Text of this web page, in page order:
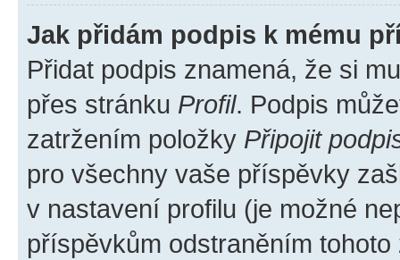
Jak přidám podpis k mému
Přidat podpis znamená, že si
přes stránku Profil. Podpis
zatržením položky Připojit
pro všechny vaše příspěvky
v nastavení profilu (je možné
příspěvkům odstraněním